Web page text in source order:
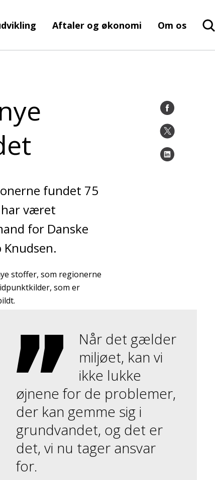
Aftaler og økonomi Om os
fundet 75
har været
for Danske
stoffer, som regionerne
som er
Når det gælder
miljøet, kan vi
ikke lukke
øjnene for de problemer,
der kan gemme sig i
grundvandet, og det er
det, vi nu tager ansvar
for.